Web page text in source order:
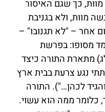
כך שגם האיסור
מוות, ולא בגניבת
אחר – "לא תגנובו" –
מסופו: בפרשת
מתארת התורה כיצד
נגע צרעת בבית ארץ
לכהן…"). התורה
כלומר ממה הוא עשוי.